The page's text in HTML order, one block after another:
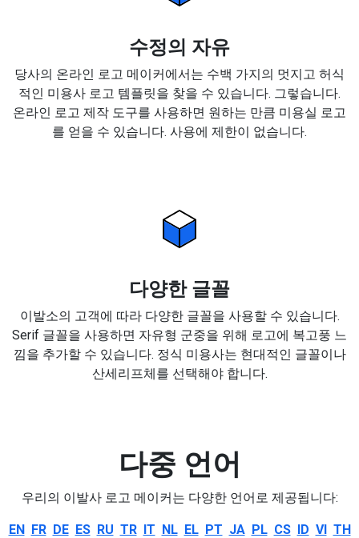
수정의 자유
당사의 온라인 로고 메이커에서는 수백 가지의 멋지고 허식
적인 미용사 로고 템플릿을 찾을 수 있습니다. 그렇습니다.
온라인 로고 제작 도구를 사용하면 원하는 만큼 미용실 로고
를 얻을 수 있습니다. 사용에 제한이 없습니다.
다양한 글꼴
이발소의 고객에 따라 다양한 글꼴을 사용할 수 있습니다.
Serif 글꼴을 사용하면 자유형 군중을 위해 로고에 복고풍 느
낌을 추가할 수 있습니다. 정식 미용사는 현대적인 글꼴이나
산세리프체를 선택해야 합니다.
다중 언어
우리의 이발사 로고 메이커는 다양한 언어로 제공됩니다:
EN FR DE ES RU TR IT NL EL PT JA PL CS ID VI TH